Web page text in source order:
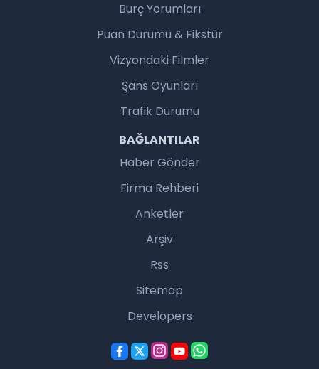
Burç Yorumları
Puan Durumu & Fikstür
Vizyondaki Filmler
Şans Oyunları
Trafik Durumu
BAĞLANTILAR
Haber Gönder
Firma Rehberi
Anketler
Arşiv
Rss
Sitemap
Developers